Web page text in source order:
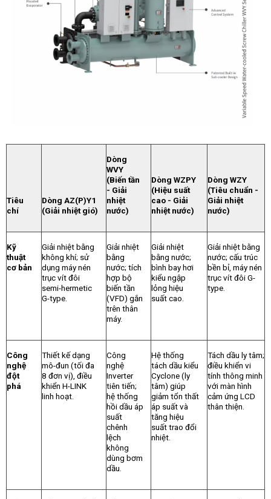
Tiêu
chí
Dòng AZ(P)Y1
(Giải nhiệt gió)
Dòng
WVY
(Biến tần
- Giải
nhiệt
nước)
Dòng WZPY
(Hiệu suất
cao - Giải
nhiệt nước)
Dòng WZY
(Tiêu chuẩn -
Giải nhiệt
nước)
Kỹ
thuật
cơ bản
Giải nhiệt bằng
không khí; sử
dụng máy nén
trục vít đôi
semi-hermetic
G-type.
Giải nhiệt
bằng
nước; tích
hợp bộ
biến tần
(VFD) gắn
trên thân
máy.
Giải nhiệt
bằng nước;
bình bay hơi
kiểu ngập
lỏng hiệu
suất cao.
Giải nhiệt bằng
nước; cấu trúc
bền bỉ, máy nén
trục vít đôi G-
type.
Công
nghệ
đột
phá
Thiết kế dạng
mô-đun (tối đa
8 đơn vị), điều
khiển H-LINK
linh hoạt.
Công
nghệ
Inverter
tiên tiến;
hệ thống
hồi dầu áp
suất
chênh
lệch
không
dùng bơm
dầu.
Hệ thống
tách dầu kiểu
Cyclone (ly
tâm) giúp
giảm tổn thất
áp suất và
tăng hiệu
suất trao đổi
nhiệt.
Tách dầu ly tâm;
điều khiển vi
tính thông minh
với màn hình
cảm ứng LCD
thân thiện.